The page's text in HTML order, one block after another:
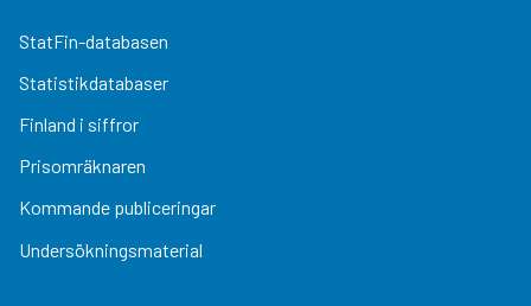
StatFin-databasen
Statistikdatabaser
Finland i siffror
Prisomräknaren
Kommande publiceringar
Undersökningsmaterial